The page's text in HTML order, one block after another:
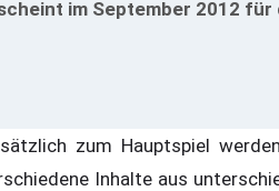
im September 2012 für
zum Hauptspiel
Inhalte aus